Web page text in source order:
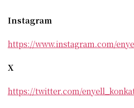
Instagram
https://www.instagram.com/
X
https://twitter.com/